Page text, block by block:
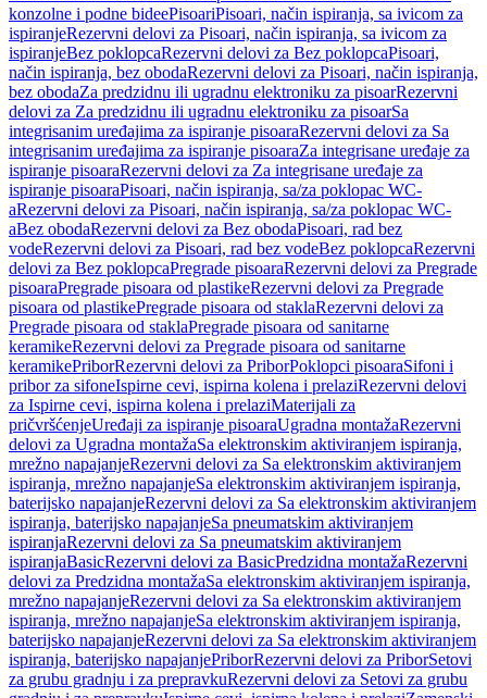
konzolne i podne bideePisoariPisoari, način ispiranja, sa ivicom za
ispiranjeRezervni delovi za Pisoari, način ispiranja, sa ivicom za
ispiranjeBez poklopcaRezervni delovi za Bez poklopcaPisoari,
način ispiranja, bez obodaRezervni delovi za Pisoari, način ispiranja,
bez obodaZa predzidnu ili ugradnu elektroniku za pisoarRezervni
delovi za Za predzidnu ili ugradnu elektroniku za pisoarSa
integrisanim uređajima za ispiranje pisoaraRezervni delovi za Sa
integrisanim uređajima za ispiranje pisoaraZa integrisane uređaje za
ispiranje pisoaraRezervni delovi za Za integrisane uređaje za
ispiranje pisoaraPisoari, način ispiranja, sa/za poklopac WC-
aRezervni delovi za Pisoari, način ispiranja, sa/za poklopac WC-
aBez obodaRezervni delovi za Bez obodaPisoari, rad bez
vodeRezervni delovi za Pisoari, rad bez vodeBez poklopcaRezervni
delovi za Bez poklopcaPregrade pisoaraRezervni delovi za Pregrade
pisoaraPregrade pisoara od plastikeRezervni delovi za Pregrade
pisoara od plastikePregrade pisoara od staklaRezervni delovi za
Pregrade pisoara od staklaPregrade pisoara od sanitarne
keramikeRezervni delovi za Pregrade pisoara od sanitarne
keramikePriborRezervni delovi za PriborPoklopci pisoaraSifoni i
pribor za sifoneIspirne cevi, ispirna kolena i prelaziRezervni delovi
za Ispirne cevi, ispirna kolena i prelaziMaterijali za
pričvršćenjeUređaji za ispiranje pisoaraUgradna montažaRezervni
delovi za Ugradna montažaSa elektronskim aktiviranjem ispiranja,
mrežno napajanjeRezervni delovi za Sa elektronskim aktiviranjem
ispiranja, mrežno napajanjeSa elektronskim aktiviranjem ispiranja,
baterijsko napajanjeRezervni delovi za Sa elektronskim aktiviranjem
ispiranja, baterijsko napajanjeSa pneumatskim aktiviranjem
ispiranjaRezervni delovi za Sa pneumatskim aktiviranjem
ispiranjaBasicRezervni delovi za BasicPredzidna montažaRezervni
delovi za Predzidna montažaSa elektronskim aktiviranjem ispiranja,
mrežno napajanjeRezervni delovi za Sa elektronskim aktiviranjem
ispiranja, mrežno napajanjeSa elektronskim aktiviranjem ispiranja,
baterijsko napajanjeRezervni delovi za Sa elektronskim aktiviranjem
ispiranja, baterijsko napajanjePriborRezervni delovi za PriborSetovi
za grubu gradnju i za prepravkuRezervni delovi za Setovi za grubu